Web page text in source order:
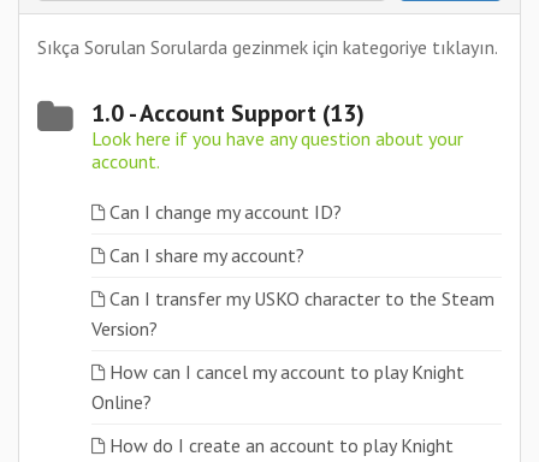
Sıkça Sorulan Sorularda gezinmek için kategoriye tıklayın.
1.0 - Account Support (13)
Look here if you have any question about your
account.
Can I change my account ID?
Can I share my account?
Can I transfer my USKO character to the Steam
Version?
How can I cancel my account to play Knight
Online?
How do I create an account to play Knight